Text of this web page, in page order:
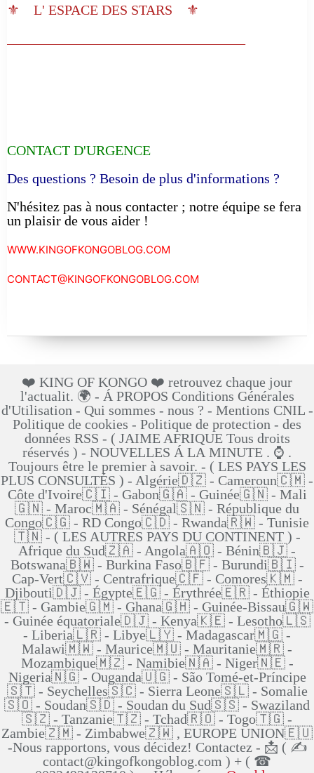
⚜️ L' ESPACE DES STARS ⚜️
CONTACT D'URGENCE
Des questions ? Besoin de plus d'informations ?
N'hésitez pas à nous contacter ; notre équipe se fera
un plaisir de vous aider !
WWW.KINGOFKONGOBLOG.COM
CONTACT@KINGOFKONGOBLOG.COM
❤️ KING OF KONGO ❤️ retrouvez chaque jour
l'actualit. 🌍 - Á PROPOS Conditions Générales
d'Utilisation - Qui sommes - nous ? - Mentions CNIL -
Politique de cookies - Politique de protection - des
données RSS - ( JAIME AFRIQUE Tous droits
réservés ) - NOUVELLES Á LA MINUTE . ⌚ .
Toujours être le premier à savoir. - ( LES PAYS LES
PLUS CONSULTÉS ) - Algérie🇩🇿 - Cameroun🇨🇲 -
Côte d'Ivoire🇨🇮 - Gabon🇬🇦 - Guinée🇬🇳 - Mali
🇬🇳 - Maroc🇲🇦 - Sénégal🇸🇳 - République du
Congo🇨🇬 - RD Congo🇨🇩 - Rwanda🇷🇼 - Tunisie
🇹🇳 - ( LES AUTRES PAYS DU CONTINENT ) -
Afrique du Sud🇿🇦 - Angola🇦🇴 - Bénin🇧🇯 -
Botswana🇧🇼 - Burkina Faso🇧🇫 - Burundi🇧🇮 -
Cap-Vert🇨🇻 - Centrafrique🇨🇫 - Comores🇰🇲 -
Djibouti🇩🇯 - Égypte🇪🇬 - Érythrée🇪🇷 - Éthiopie
🇪🇹 - Gambie🇬🇲 - Ghana🇬🇭 - Guinée-Bissau🇬🇼
- Guinée équatoriale🇩🇯 - Kenya🇰🇪 - Lesotho🇱🇸
- Liberia🇱🇷 - Libye🇱🇾 - Madagascar🇲🇬 -
Malawi🇲🇼 - Maurice🇲🇺 - Mauritanie🇲🇷 -
Mozambique🇲🇿 - Namibie🇳🇦 - Niger🇳🇪 -
Nigeria🇳🇬 - Ouganda🇺🇬 - São Tomé-et-Príncipe
🇸🇹 - Seychelles🇸🇨 - Sierra Leone🇸🇱 - Somalie
🇸🇴 - Soudan🇸🇩 - Soudan du Sud🇸🇸 - Swaziland
🇸🇿 - Tanzanie🇹🇿 - Tchad🇷🇴 - Togo🇹🇬 -
Zambie🇿🇲 - Zimbabwe🇿🇼 , EUROPE UNION🇪🇺
-Nous rapportons, vous décidez! Contactez - 📩 ( ✍
contact@kingofkongoblog.com ) + ( ☎